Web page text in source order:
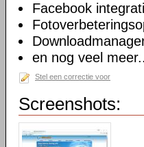
Facebook
en nog veel meer..
Stel een correctie voor
Screenshots: